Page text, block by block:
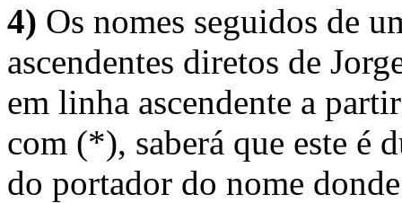
4) Os nomes seguidos de
ascendentes diretos de
em linha ascendente a
com (*), saberá que este é
do portador do nome